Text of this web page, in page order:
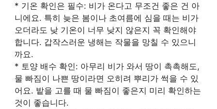
* 기온 확인은 필수: 비가 온다고 무조건 좋은 건 아
니에요. 특히 늦은 봄이나 초여름에 심을 때는 비가
오더라도 낮 기온이 너무 낮지 않은지 꼭 확인해야
합니다. 갑작스러운 냉해는 작물을 망칠 수 있으니
까요.
* 토양 배수 확인: 아무리 비가 와서 땅이 촉촉해도,
물 빠짐이 나쁜 땅이라면 오히려 뿌리가 썩을 수 있
어요. 밭을 고를 때 물 빠짐이 좋은지 미리 확인하는
것이 좋습니다.